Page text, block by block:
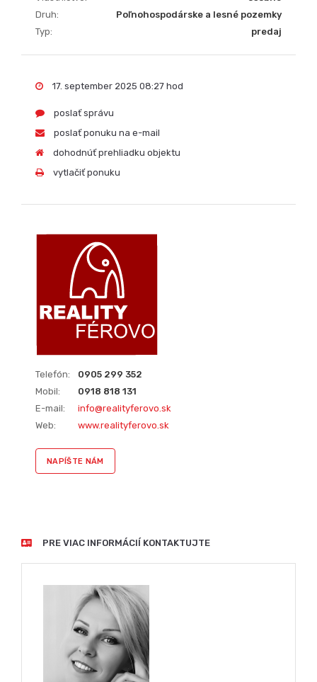
Druh:
Poľnohospodárske a lesné pozemky
Typ:
predaj
17. september 2025 08:27 hod
poslať správu
poslať ponuku na e-mail
dohodnúť prehliadku objektu
vytlačiť ponuku
Telefón:
0905 299 352
Mobil:
0918 818 131
E-mail:
info@realityferovo.sk
Web:
www.realityferovo.sk
NAPÍŠTE NÁM
PRE VIAC INFORMÁCIÍ KONTAKTUJTE